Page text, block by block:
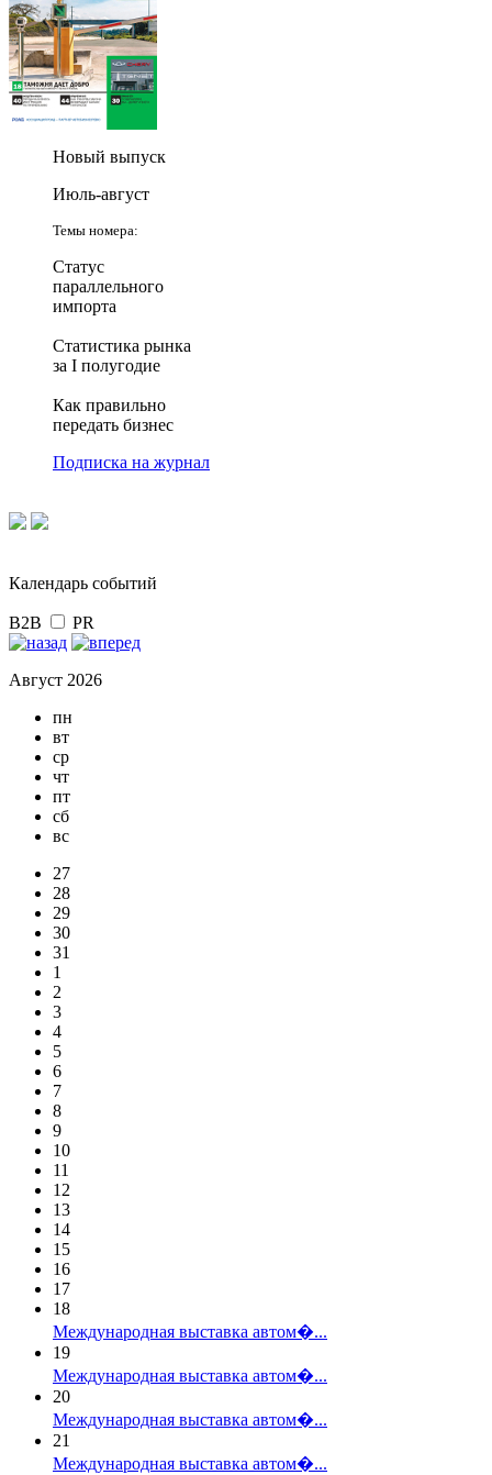
Новый выпуск
Июль-август
Темы номера:
Статус
параллельного
импорта
Статистика рынка
за I полугодие
Как правильно
передать бизнес
Подписка на журнал
Календарь событий
B2B PR
Август 2026
пн
вт
ср
чт
пт
сб
вс
27
28
29
30
31
1
2
3
4
5
6
7
8
9
10
11
12
13
14
15
16
17
18
Международная выставка автом�...
19
Международная выставка автом�...
20
Международная выставка автом�...
21
Международная выставка автом�...